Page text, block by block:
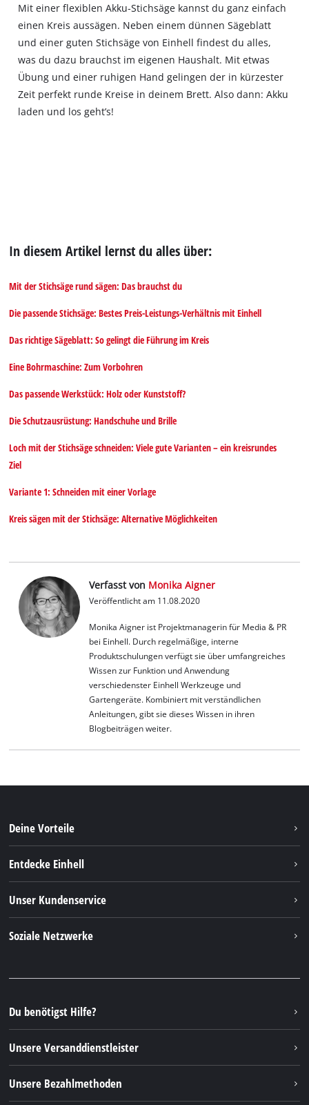
Mit einer flexiblen Akku‐Stichsäge kannst du ganz einfach
einen Kreis aussägen. Neben einem dünnen Sägeblatt
und einer guten Stichsäge von Einhell findest du alles,
was du dazu brauchst im eigenen Haushalt. Mit etwas
Übung und einer ruhigen Hand gelingen der in kürzester
Zeit perfekt runde Kreise in deinem Brett. Also dann: Akku
laden und los geht’s!
In diesem Artikel lernst du alles über:
Mit der Stichsäge rund sägen: Das brauchst du
Die passende Stichsäge: Bestes Preis-Leistungs-Verhältnis mit Einhell
Das richtige Sägeblatt: So gelingt die Führung im Kreis
Eine Bohrmaschine: Zum Vorbohren
Das passende Werkstück: Holz oder Kunststoff?
Die Schutzausrüstung: Handschuhe und Brille
Loch mit der Stichsäge schneiden: Viele gute Varianten – ein kreisrundes
Ziel
Variante 1: Schneiden mit einer Vorlage
Kreis sägen mit der Stichsäge: Alternative Möglichkeiten
Verfasst von Monika Aigner
Veröffentlicht am 11.08.2020
Monika Aigner ist Projektmanagerin für Media & PR
bei Einhell. Durch regelmäßige, interne
Produktschulungen verfügt sie über umfangreiches
Wissen zur Funktion und Anwendung
verschiedenster Einhell Werkzeuge und
Gartengeräte. Kombiniert mit verständlichen
Anleitungen, gibt sie dieses Wissen in ihren
Blogbeiträgen weiter.
Deine Vorteile
Entdecke Einhell
Nachhaltigkeit
Unser Kundenservice
FAQs
Rücksendungen / Widerruf
Verpackungsrichtlinien
Hinweise zur Batterieentsorgung
Soziale Netzwerke
Instagram
TikTok
Pinterest
Linkedin
Du benötigst Hilfe?
Unsere Versanddienstleister
Unsere Bezahlmethoden